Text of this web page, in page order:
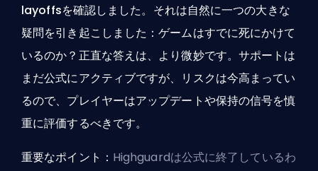
layoffsを確認しました。それは自然に一つの大きな
疑問を引き起こしました：ゲームはすでに死にかけて
いるのか？正直な答えは、より微妙です。サポートは
まだ公式にアクティブですが、リスクは今高まってい
るので、プレイヤーはアップデートや保持の信号を慎
重に評価するべきです。
重要なポイント： Highguardは公式に終了しているわ